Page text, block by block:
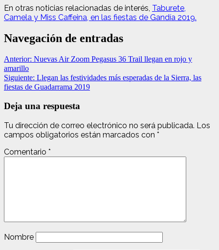
En otras noticias relacionadas de interés Taburete,
Camela y Miss Caffeina, en las fiestas de Gandía 2019.
Navegación de entradas
Anterior: Nuevas Air Zoom Pegasus 36 Trail llegan en rojo y
amarillo
Siguiente: Llegan las festividades más esperadas de la Sierra, las
fiestas de Guadarrama 2019
Deja una respuesta
Tu dirección de correo electrónico no será publicada. Los
campos obligatorios están marcados con *
Comentario *
Nombre